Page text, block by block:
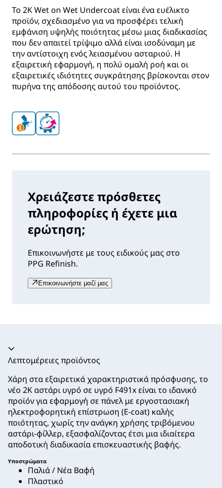
Το 2K Wet on Wet Undercoat είναι ένα ευέλικτο
προϊόν, σχεδιασμένο για να προσφέρει τελική
εμφάνιση υψηλής ποιότητας μέσω μιας διαδικασίας
που δεν απαιτεί τρίψιμο αλλά είναι ισοδύναμη με
την αντίστοιχη ενός λειασμένου ασταριού. Η
εξαιρετική εφαρμογή, η πολύ ομαλή ροή και οι
εξαιρετικές ιδιότητες συγκράτησης βρίσκονται στον
πυρήνα της απόδοσης αυτού του προϊόντος.
Χρειάζεστε πρόσθετες
πληροφορίες ή έχετε μια
ερώτηση;
Επικοινωνήστε με τους ειδικούς μας στο
PPG Refinish.
Επικοινωνήστε μαζί μας
Ακορντεόν καταρρεύσει
Λεπτομέρειες προϊόντος
Χάρη στα εξαιρετικά χαρακτηριστικά πρόσφυσης, το
νέο 2K αστάρι υγρό σε υγρό F491x είναι το ιδανικό
προϊόν για εφαρμογή σε πάνελ με εργοστασιακή
ηλεκτροφορητική επίστρωση (E-coat) καλής
ποιότητας, χωρίς την ανάγκη χρήσης τριβόμενου
αστάρι-φίλλερ, εξασφαλίζοντας έτσι μια ιδιαίτερα
αποδοτική διαδικασία επισκευαστικής βαφής.
Υποστρώματα
Παλιά / Νέα Βαφή
Πλαστικό